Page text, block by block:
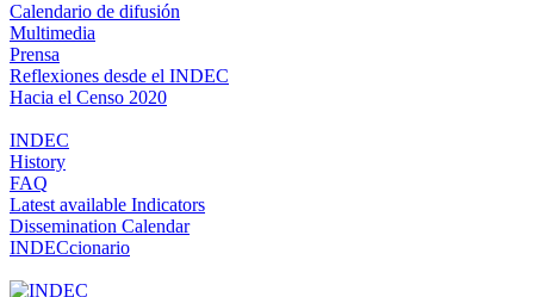
Calendario de difusión
Multimedia
Prensa
Reflexiones desde el INDEC
Hacia el Censo 2020
INDEC
History
FAQ
Latest available Indicators
Dissemination Calendar
INDECcionario